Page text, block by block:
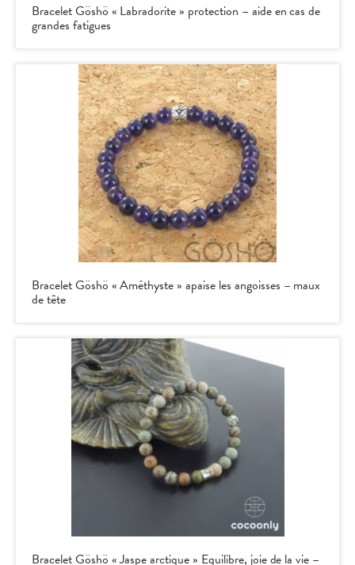
Bracelet Göshö « Labradorite » protection – aide en cas de
grandes fatigues
Bracelet Göshö « Améthyste » apaise les angoisses – maux
de tête
Bracelet Göshö « Jaspe arctique » Equilibre, joie de la vie –